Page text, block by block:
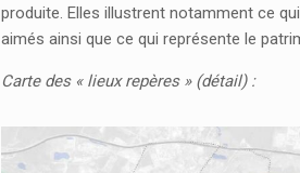
produite. Elles illustrent notamment ce
aimés ainsi que ce qui représente le
Carte des « lieux repères » (détail) :